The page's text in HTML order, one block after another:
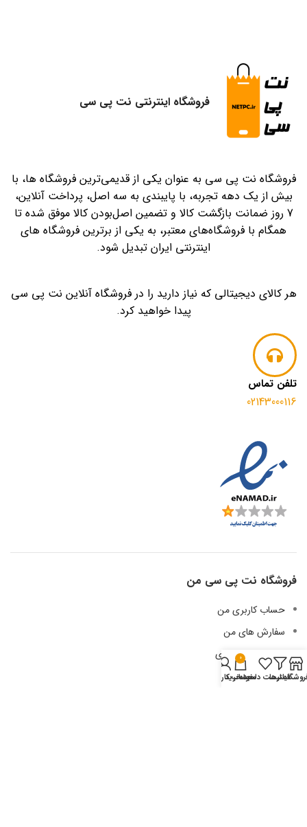
فروشگاه اینترنتی نت پی سی
فروشگاه نت پی سی به عنوان یکی از قدیمی‌ترین فروشگاه ها، با
بیش از یک دهه تجربه، با پایبندی به سه اصل، پرداخت آنلاین،
7 روز ضمانت بازگشت کالا و تضمین اصل‌بودن کالا موفق شده تا
همگام با فروشگاه‌های معتبر، به یکی از برترین فروشگاه های
اینترنتی ایران تبدیل شود.
هر کالای دیجیتالی که نیاز دارید را در فروشگاه آنلاین نت پی سی
پیدا خواهید کرد.
تلفن تماس
02143000116
فروشگاه نت پی سی من
حساب کاربری من
سفارش های من
لیست علاقه مندی
آدرس من
فیلترهالیست دلخواه
0
سبد خرید
حساب کاربری من